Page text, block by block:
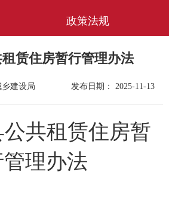
政策法规
赁住房暂行管理办法
建设局 发布日期： 2025-11-13
共租赁住房暂
理办法